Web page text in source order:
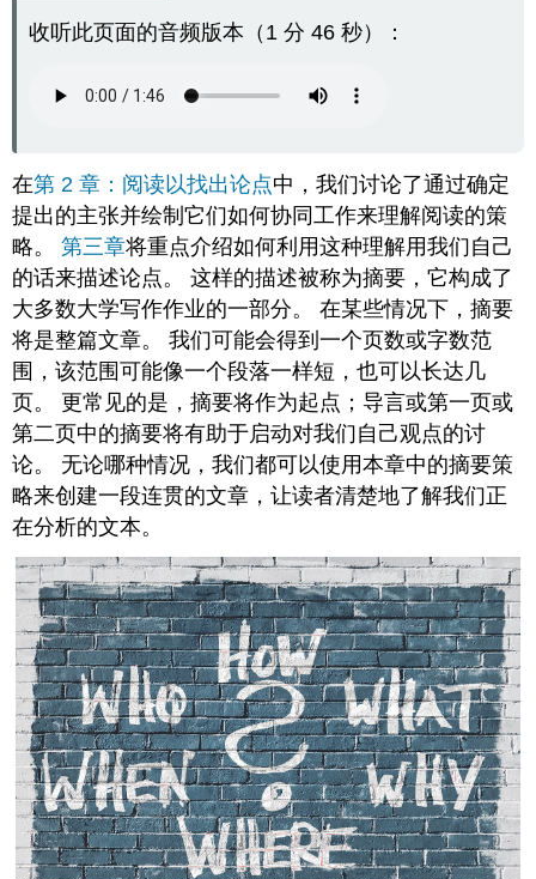
收听此页面的音频版本（1 分 46 秒）：
在第 2 章：阅读以找出论点中，我们讨论了通过确定
提出的主张并绘制它们如何协同工作来理解阅读的策
略。第三章将重点介绍如何利用这种理解用我们自己
的话来描述论点。 这样的描述被称为摘要，它构成了
大多数大学写作作业的一部分。 在某些情况下，摘要
将是整篇文章。 我们可能会得到一个页数或字数范
围，该范围可能像一个段落一样短，也可以长达几
页。 更常见的是，摘要将作为起点；导言或第一页或
第二页中的摘要将有助于启动对我们自己观点的讨
论。 无论哪种情况，我们都可以使用本章中的摘要策
略来创建一段连贯的文章，让读者清楚地了解我们正
在分析的文本。